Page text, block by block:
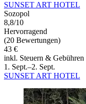
SUNSET ART HOTEL
Sozopol
8,8/10
Hervorragend
(20 Bewertungen)
43 €
inkl. Steuern & Gebühren
1. Sept.–2. Sept.
SUNSET ART HOTEL